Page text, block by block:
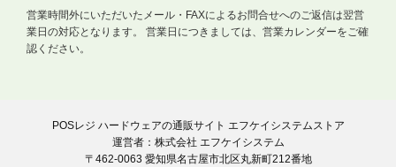
営業時間外にいただいたメール・FAXによるお問合せへのご返信は翌営
業日の対応となります。
営業日につきましては、営業カレンダーをご確
認ください。
POSレジ ハードウェアの通販サイト エフケイシステムストア
運営者：株式会社 エフケイシステム
〒462-0063 愛知県名古屋市北区丸新町212番地